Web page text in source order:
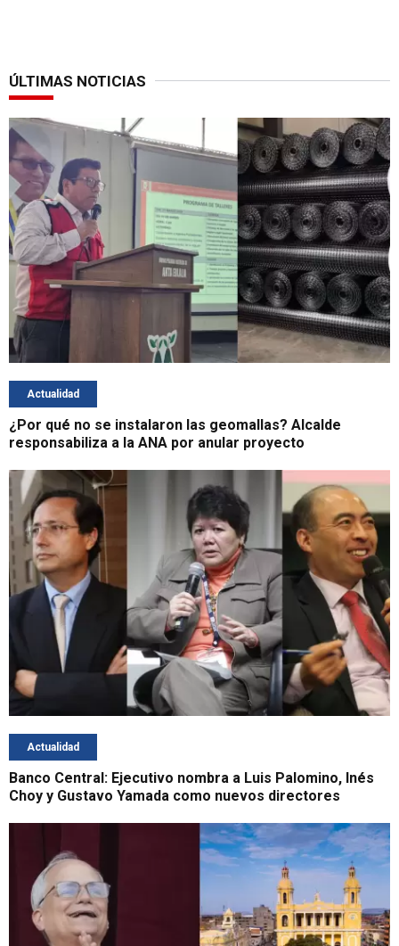
ÚLTIMAS NOTICIAS
Actualidad
¿Por qué no se instalaron las geomallas? Alcalde
responsabiliza a la ANA por anular proyecto
Actualidad
Banco Central: Ejecutivo nombra a Luis Palomino, Inés
Choy y Gustavo Yamada como nuevos directores